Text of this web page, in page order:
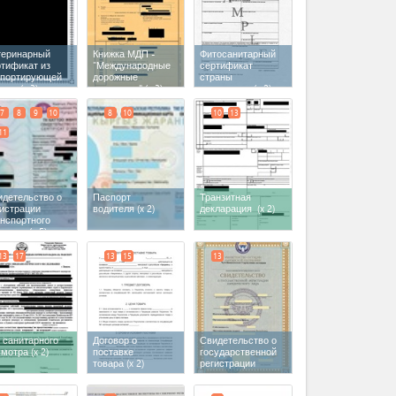
из
(x 3)
Книжка МДП -
"Международные
дорожные
перевозки"(x 3)
Фитосанитарный
сертификат
страны
экспортера(x 2)
о
(x 5)
7 8 9
10
11
Паспорт
водителя(x 2)
8 10
Транзитная
декларация (x 2)
10 13
санитарного
(x 2)
13 17
Договор о
поставке
товара(x 2)
13 15
Свидетельство о
государственной
регистрации
13